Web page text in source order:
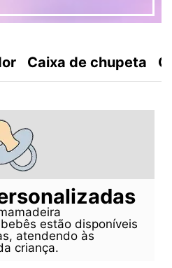
Caixa de chupeta
estão disponíveis
atendendo às
criança.